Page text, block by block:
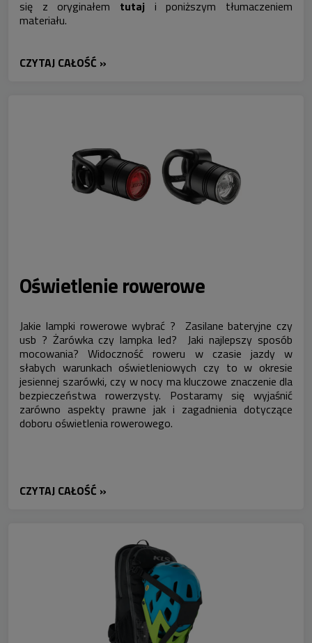
się z oryginałem tutaj i poniższym tłumaczeniem
materiału.
CZYTAJ CAŁOŚĆ »
Oświetlenie rowerowe
Jakie lampki rowerowe wybrać ? Zasilane bateryjne czy
usb ? Żarówka czy lampka led? Jaki najlepszy sposób
mocowania? Widoczność roweru w czasie jazdy w
słabych warunkach oświetleniowych czy to w okresie
jesiennej szarówki, czy w nocy ma kluczowe znaczenie dla
bezpieczeństwa rowerzysty. Postaramy się wyjaśnić
zarówno aspekty prawne jak i zagadnienia dotyczące
doboru oświetlenia rowerowego.
CZYTAJ CAŁOŚĆ »